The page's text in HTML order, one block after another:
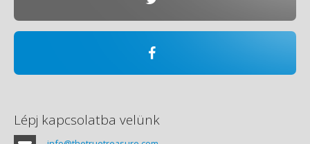
Lépj kapcsolatba velünk